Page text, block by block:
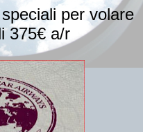
per volare
375€ a/r